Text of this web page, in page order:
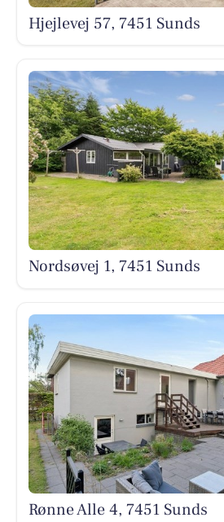
Hjejlevej 57, 7451 Sunds
Nordsøvej 1, 7451 Sunds
Rønne Alle 4, 7451 Sunds